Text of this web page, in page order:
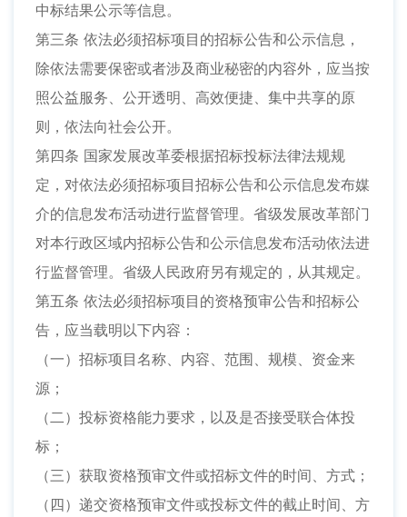
中标结果公示等信息。
第三条 依法必须招标项目的招标公告和公示信息，
除依法需要保密或者涉及商业秘密的内容外，应当按
照公益服务、公开透明、高效便捷、集中共享的原
则，依法向社会公开。
第四条 国家发展改革委根据招标投标法律法规规
定，对依法必须招标项目招标公告和公示信息发布媒
介的信息发布活动进行监督管理。省级发展改革部门
对本行政区域内招标公告和公示信息发布活动依法进
行监督管理。省级人民政府另有规定的，从其规定。
第五条 依法必须招标项目的资格预审公告和招标公
告，应当载明以下内容：
（一）招标项目名称、内容、范围、规模、资金来
源；
（二）投标资格能力要求，以及是否接受联合体投
标；
（三）获取资格预审文件或招标文件的时间、方式；
（四）递交资格预审文件或投标文件的截止时间、方